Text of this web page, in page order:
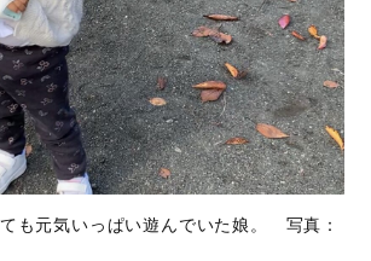
も元気いっぱい遊んでいた娘。 写真：